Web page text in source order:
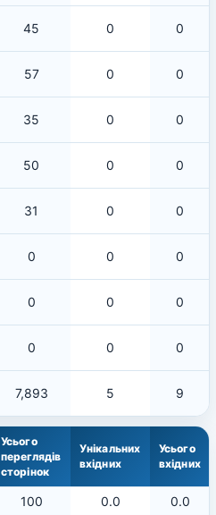
45 0 0
57 0 0
35 0 0
50 0 0
31 0 0
0 0 0
0 0 0
0 0 0
7,893 5 9
Усього
переглядів
сторінок
Унікальних
вхідних
Усього
вхідних
100 0.0
0.0